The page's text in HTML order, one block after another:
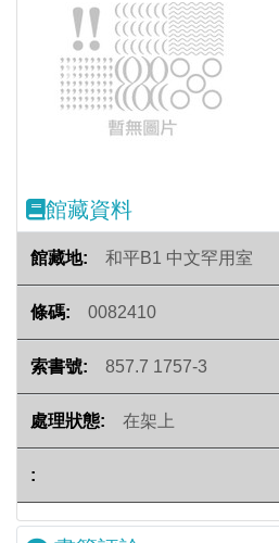
Previous
館藏資料
和平B1 中文罕用室
0082410
857.7 1757-3
在架上